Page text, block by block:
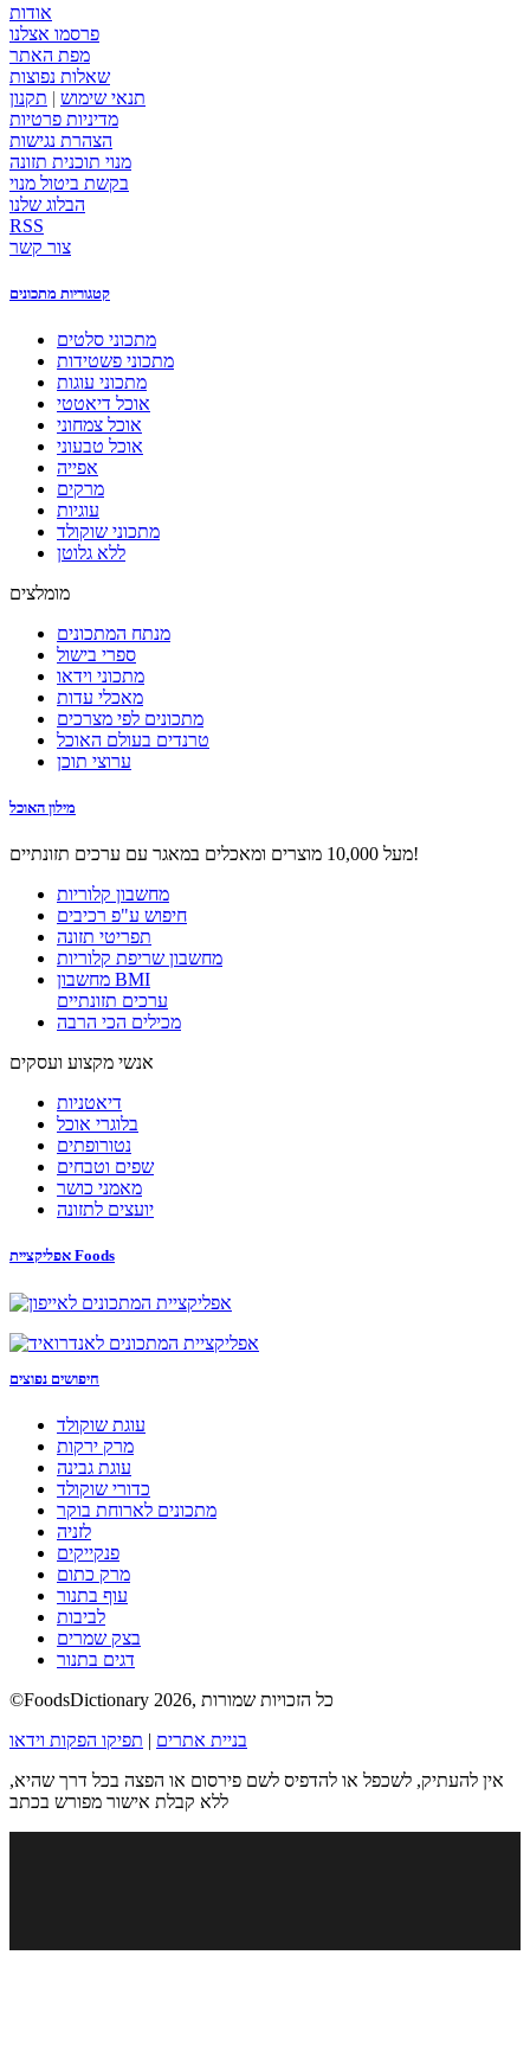
אודות
פרסמו אצלנו
מפת האתר
שאלות נפוצות
תנאי שימוש | תקנון
מדיניות פרטיות
הצהרת נגישות
מנוי תוכנית תזונה
בקשת ביטול מנוי
הבלוג שלנו
RSS
צור קשר
קטגוריות מתכונים
מתכוני סלטים
מתכוני פשטידות
מתכוני עוגות
אוכל דיאטטי
אוכל צמחוני
אוכל טבעוני
אפייה
מרקים
עוגיות
מתכוני שוקולד
ללא גלוטן
מומלצים
מנתח המתכונים
ספרי בישול
מתכוני וידאו
מאכלי עדות
מתכונים לפי מצרכים
טרנדים בעולם האוכל
ערוצי תוכן
מילון האוכל
מעל 10,000 מוצרים ומאכלים במאגר עם ערכים תזונתיים!
מחשבון קלוריות
חיפוש ע"פ רכיבים
תפריטי תזונה
מחשבון שריפת קלוריות
מחשבון BMI
ערכים תזונתיים
מכילים הכי הרבה
אנשי מקצוע ועסקים
דיאטניות
בלוגרי אוכל
נטורופתים
שפים וטבחים
מאמני כושר
יועצים לתזונה
אפליקציית Foods
חיפושים נפוצים
עוגת שוקולד
מרק ירקות
עוגת גבינה
כדורי שוקולד
מתכונים לארוחת בוקר
לזניה
פנקייקים
מרק כתום
עוף בתנור
לביבות
בצק שמרים
דגים בתנור
©FoodsDictionary 2026, כל הזכויות שמורות
בניית אתרים | תפיקו הפקות וידאו
אין להעתיק, לשכפל או להדפיס לשם פירסום או הפצה בכל דרך שהיא,
ללא קבלת אישור מפורש בכתב